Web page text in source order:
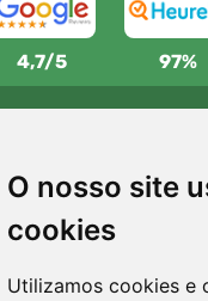
O nosso site
cookies
Utilizamos cookies e
4,7/5 97%
seguinte e sem
para encomendas
gratuitas
ou trocar a sua
de 90 dias